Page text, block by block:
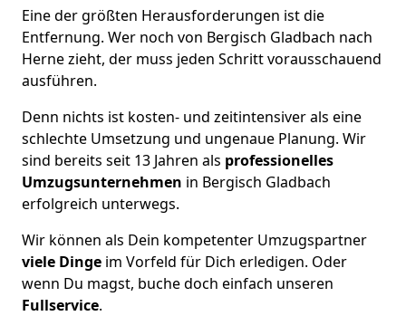
Eine der größten Herausforderungen ist die
Entfernung. Wer noch von Bergisch Gladbach nach
Herne zieht, der muss jeden Schritt vorausschauend
ausführen.
Denn nichts ist kosten- und zeitintensiver als eine
schlechte Umsetzung und ungenaue Planung. Wir
sind bereits seit 13 Jahren als professionelles
Umzugsunternehmen in Bergisch Gladbach
erfolgreich unterwegs.
Wir können als Dein kompetenter Umzugspartner
viele Dinge im Vorfeld für Dich erledigen. Oder
wenn Du magst, buche doch einfach unseren
Fullservice.